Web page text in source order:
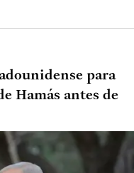
para
Hamás antes de